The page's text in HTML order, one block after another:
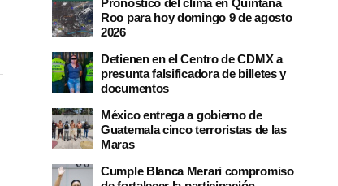
Pronóstico del clima en Quintana
Roo para hoy domingo 9 de agosto
2026
Detienen en el Centro de CDMX a
presunta falsificadora de billetes y
documentos
México entrega a gobierno de
Guatemala cinco terroristas de las
Maras
Cumple Blanca Merari compromiso